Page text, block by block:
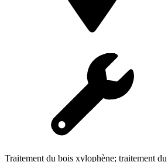
Traitement du bois xylophène; traitement